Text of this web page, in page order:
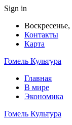
Sign in
Воскресенье,
Контакты
Карта
Гомель Культура
Главная
В мире
Экономика
Гомель Культура